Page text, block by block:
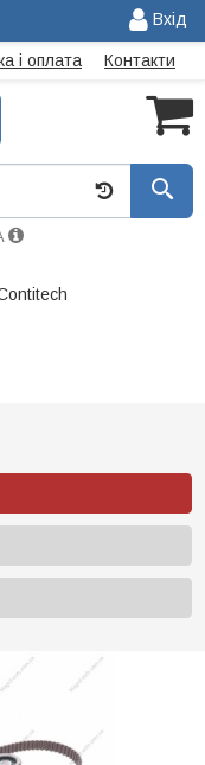
Вхід
і оплата Контакти